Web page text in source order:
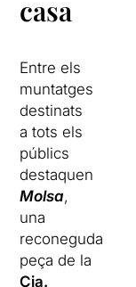
casa
Entre els
muntatges
destinats
a tots els
públics
destaquen
Molsa,
una
reconeguda
peça de la
Cia.